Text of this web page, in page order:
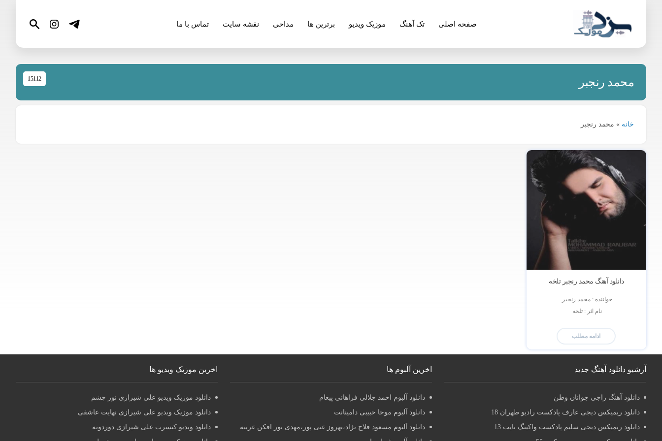
صفحه اصلی تک آهنگ موزیک ویدیو برترین ها مداحی نقشه سایت تماس با ما
محمد رنجبر 15112
خانه » محمد رنجبر
دانلود آهنگ محمد رنجبر تلخه
خواننده : محمد رنجبر
نام اثر : تلخه
ادامه مطلب
آرشیو دانلود آهنگ جدید
دانلود آهنگ راجی جوانان وطن
دانلود ریمیکس دیجی عارف پادکست رادیو طهران 18
دانلود ریمیکس دیجی سلیم پادکست واکینگ نایت 13
اخرین آلبوم ها
دانلود آلبوم احمد جلالی فراهانی پیغام
دانلود آلبوم موحا حبیبی دامینانت
دانلود آلبوم مسعود فلاح نژاد،بهروز غنی پور،مهدی نور افکن غریبه
اخرین موزیک ویدیو ها
دانلود موزیک ویدیو علی شیرازی نور چشم
دانلود موزیک ویدیو علی شیرازی نهایت عاشقی
دانلود ویدیو کنسرت علی شیرازی دوردونه